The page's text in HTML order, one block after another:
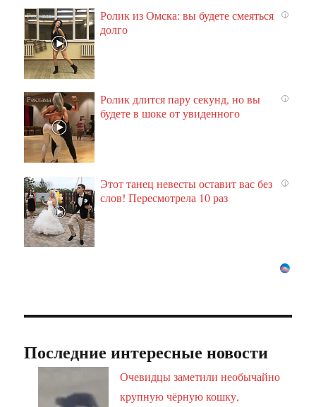
i
Ролик из Омска: вы будете смеяться
долго
i
Ролик длится пару секунд, но вы
будете в шоке от увиденного
i
Этот танец невесты оставит вас без
слов! Пересмотрела 10 раз
Последние интересные новости
Очевидцы заметили необычайно
крупную чёрную кошку,